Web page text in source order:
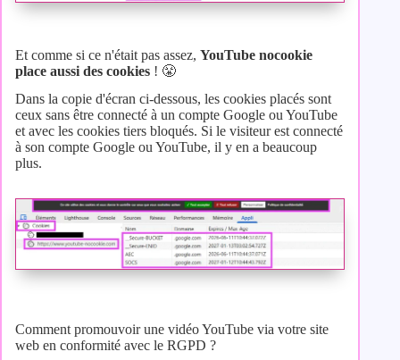
Et comme si ce n'était pas assez, YouTube nocookie
place aussi des cookies ! 😤
Dans la copie d'écran ci-dessous, les cookies placés sont
ceux sans être connecté à un compte Google ou YouTube
et avec les cookies tiers bloqués. Si le visiteur est connecté
à son compte Google ou YouTube, il y en a beaucoup
plus.
Comment promouvoir une vidéo YouTube via votre site
web en conformité avec le RGPD ?